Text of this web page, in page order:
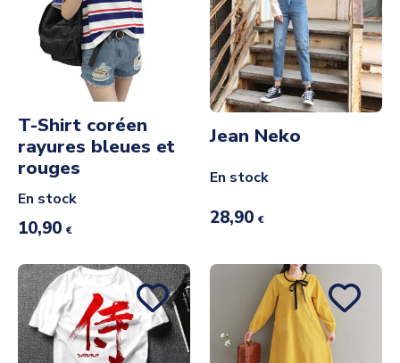
T-Shirt coréen
rayures bleues et
rouges
En stock
10,90 €
Jean Neko
En stock
28,90 €